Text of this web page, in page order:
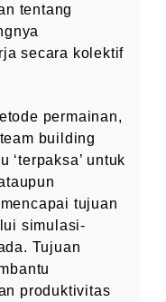
tentang
secara kolektif
permainan,
building
‘terpaksa’ untuk
tujuan
simulasi-
Tujuan
produktivitas